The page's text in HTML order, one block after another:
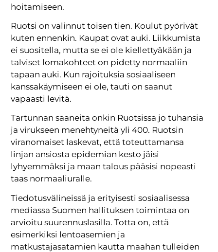
hoitamiseen.
Ruotsi on valinnut toisen tien. Koulut pyörivät
kuten ennenkin. Kaupat ovat auki. Liikkumista
ei suositella, mutta se ei ole kiellettyäkään ja
talviset lomakohteet on pidetty normaaliin
tapaan auki. Kun rajoituksia sosiaaliseen
kanssakäymiseen ei ole, tauti on saanut
vapaasti levitä.
Tartunnan saaneita onkin Ruotsissa jo tuhansia
ja virukseen menehtyneitä yli 400. Ruotsin
viranomaiset laskevat, että toteuttamansa
linjan ansiosta epidemian kesto jäisi
lyhyemmäksi ja maan talous pääsisi nopeasti
taas normaaliuralle.
Tiedotusvälineissä ja erityisesti sosiaalisessa
mediassa Suomen hallituksen toimintaa on
arvioitu suurennuslasilla. Totta on, että
esimerkiksi lentoasemien ja
matkustajasatamien kautta maahan tulleiden